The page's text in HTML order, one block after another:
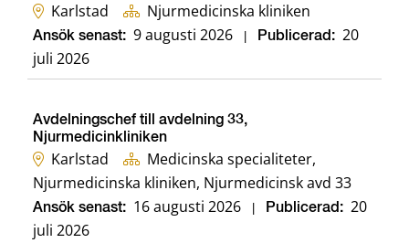
Karlstad Njurmedicinska kliniken
Ansök senast: 9 augusti 2026 Publicerad: 20
juli 2026
Avdelningschef till avdelning 33,
Njurmedicinkliniken
Karlstad
Medicinska specialiteter,
Njurmedicinska kliniken, Njurmedicinsk avd 33
Ansök senast: 16 augusti 2026 Publicerad: 20
juli 2026